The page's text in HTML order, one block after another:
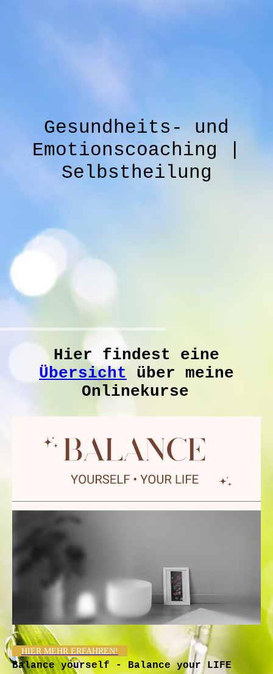
Gesundheits- und
Emotionscoaching |
Selbstheilung
Hier findest eine
Übersicht über meine
Onlinekurse
HIER MEHR ERFAHREN!
Balance yourself - Balance your LIFE